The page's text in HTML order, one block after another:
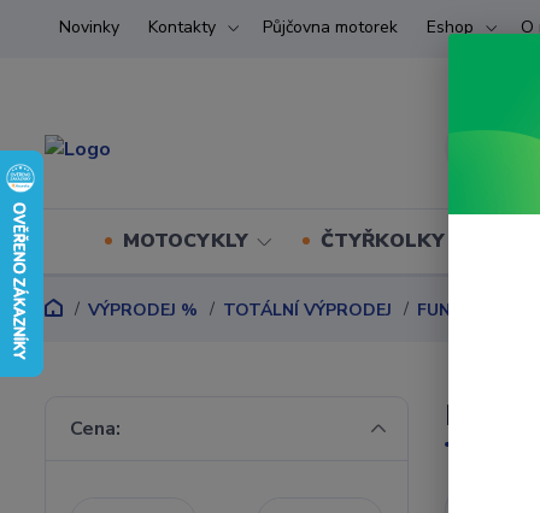
Novinky Kontakty Půjčovna motorek Eshop O
MOTOCYKLY ČTYŘKOLKY (ATV)
VÝPRODEJ % TOTÁLNÍ VÝPRODEJ FUNKČNÍ
Cena: